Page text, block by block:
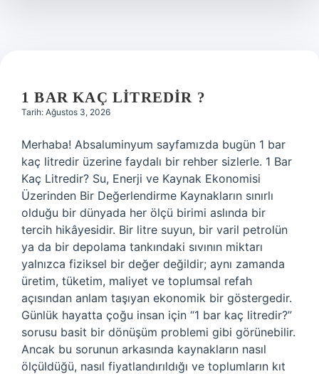
1 BAR KAÇ LITREDIR ?
Tarih: Ağustos 3, 2026
Merhaba! Absaluminyum sayfamızda bugün 1 bar
kaç litredir üzerine faydalı bir rehber sizlerle. 1 Bar
Kaç Litredir? Su, Enerji ve Kaynak Ekonomisi
Üzerinden Bir Değerlendirme Kaynakların sınırlı
olduğu bir dünyada her ölçü birimi aslında bir
tercih hikâyesidir. Bir litre suyun, bir varil petrolün
ya da bir depolama tankındaki sıvının miktarı
yalnızca fiziksel bir değer değildir; aynı zamanda
üretim, tüketim, maliyet ve toplumsal refah
açısından anlam taşıyan ekonomik bir göstergedir.
Günlük hayatta çoğu insan için “1 bar kaç litredir?”
sorusu basit bir dönüşüm problemi gibi görünebilir.
Ancak bu sorunun arkasında kaynakların nasıl
ölçüldüğü, nasıl fiyatlandırıldığı ve toplumların kıt